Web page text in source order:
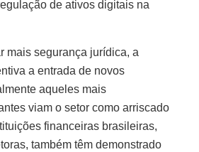
de ativos digitais na
mais segurança jurídica, a
a entrada de novos
aqueles mais
viam o setor como arriscado
financeiras brasileiras,
também têm demonstrado